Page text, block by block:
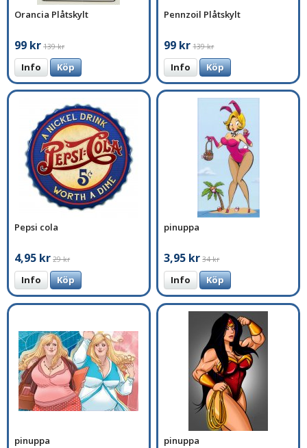
Orancia Plåtskylt
99 kr 139 kr
Info Köp
Pennzoil Plåtskylt
99 kr 139 kr
Info Köp
Pepsi cola
4,95 kr 29 kr
Info Köp
pinuppa
3,95 kr 34 kr
Info Köp
pinuppa pinuppa